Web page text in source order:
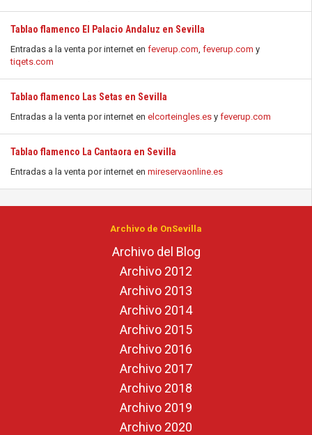
Tablao flamenco El Palacio Andaluz en Sevilla
Entradas a la venta por internet en feverup.com, feverup.com y
tiqets.com
Tablao flamenco Las Setas en Sevilla
Entradas a la venta por internet en elcorteingles.es y feverup.com
Tablao flamenco La Cantaora en Sevilla
Entradas a la venta por internet en mireservaonline.es
Archivo de OnSevilla
Archivo del Blog
Archivo 2012
Archivo 2013
Archivo 2014
Archivo 2015
Archivo 2016
Archivo 2017
Archivo 2018
Archivo 2019
Archivo 2020